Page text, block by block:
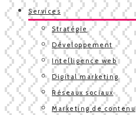
Services
Stratégie
Développement
Intelligence web
Digital marketing
Réseaux sociaux
Marketing de contenu